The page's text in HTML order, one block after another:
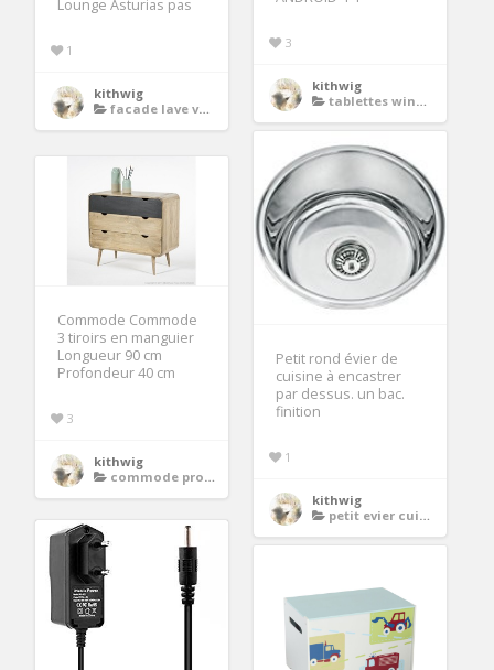
3
kithwig
tablettes windows
Lounge Asturias pas
1
kithwig
facade lave vaisselle
Petit rond évier de
cuisine à encastrer
par dessus. un bac.
finition
1
kithwig
petit evier cuisine
Commode Commode
3 tiroirs en manguier
Longueur 90 cm
Profondeur 40 cm
3
kithwig
commode profondeur 30 cm